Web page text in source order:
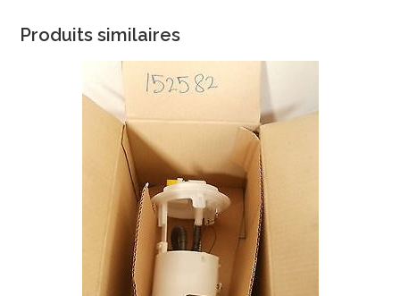
Produits similaires